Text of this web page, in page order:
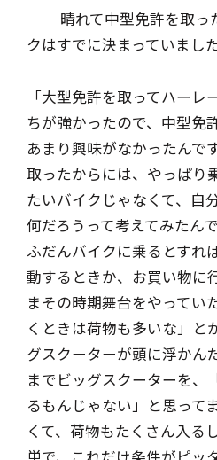
── 晴れて中型免許を取っ
クはすでに決まっていました
「大型免許を取ってハー
ちが強かったので、中型免
あまり興味がなかったんで
取ったからには、やっぱり
たいバイクじゃなくて、自
何だろうって考えてみたんで
ふだんバイクに乗るとすれ
動するときか、お買い物に
まその時期舞台をやってい
くときは荷物も多いな」と
グスクーターが頭に浮かん
までビッグスクーターを、
るもんじゃない」と思って
くて、荷物もたくさん入る